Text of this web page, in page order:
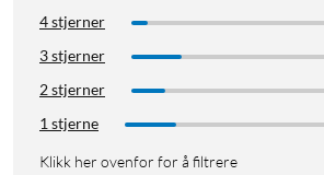
4 stjerner
3 stjerner
2 stjerner
1 stjerne
Klikk her ovenfor for å filtrere